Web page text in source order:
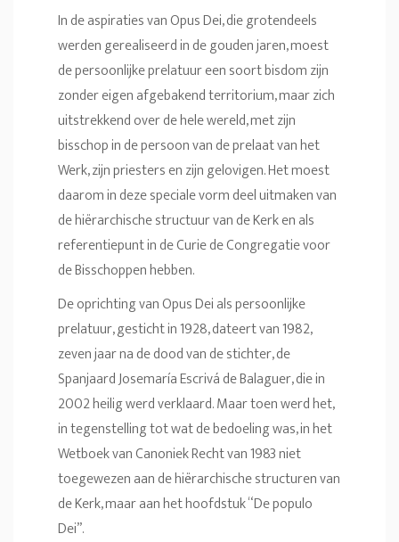
In de aspiraties van Opus Dei, die grotendeels
werden gerealiseerd in de gouden jaren, moest
de persoonlijke prelatuur een soort bisdom zijn
zonder eigen afgebakend territorium, maar zich
uitstrekkend over de hele wereld, met zijn
bisschop in de persoon van de prelaat van het
Werk, zijn priesters en zijn gelovigen. Het moest
daarom in deze speciale vorm deel uitmaken van
de hiërarchische structuur van de Kerk en als
referentiepunt in de Curie de Congregatie voor
de Bisschoppen hebben.
De oprichting van Opus Dei als persoonlijke
prelatuur, gesticht in 1928, dateert van 1982,
zeven jaar na de dood van de stichter, de
Spanjaard Josemaría Escrivá de Balaguer, die in
2002 heilig werd verklaard. Maar toen werd het,
in tegenstelling tot wat de bedoeling was, in het
Wetboek van Canoniek Recht van 1983 niet
toegewezen aan de hiërarchische structuren van
de Kerk, maar aan het hoofdstuk “De populo
Dei”.